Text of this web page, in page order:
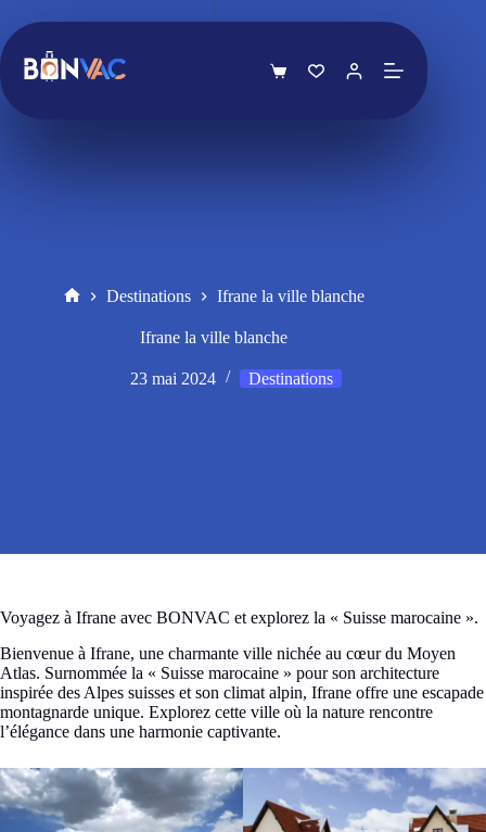
contenu
Panier
Destinations Ifrane la ville blanche
Ifrane la ville blanche
23 mai 2024 Destinations
Voyagez à Ifrane avec BONVAC et explorez la « Suisse marocaine ».
Bienvenue à Ifrane, une charmante ville nichée au cœur du Moyen
Atlas. Surnommée la « Suisse marocaine » pour son architecture
inspirée des Alpes suisses et son climat alpin, Ifrane offre une escapade
montagnarde unique. Explorez cette ville où la nature rencontre
l’élégance dans une harmonie captivante.